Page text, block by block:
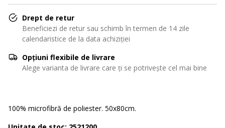
Drept de retur
Beneficiezi de retur sau schimb în termen de 14 zile
calendaristice de la data achiziției
Opțiuni flexibile de livrare
Alege varianta de livrare care ți se potrivește cel mai bine
100% microfibră de poliester. 50x80cm.